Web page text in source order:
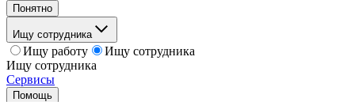
Понятно
Ищу сотрудника
Ищу работу
Ищу сотрудника
Ищу сотрудника
Сервисы
Помощь